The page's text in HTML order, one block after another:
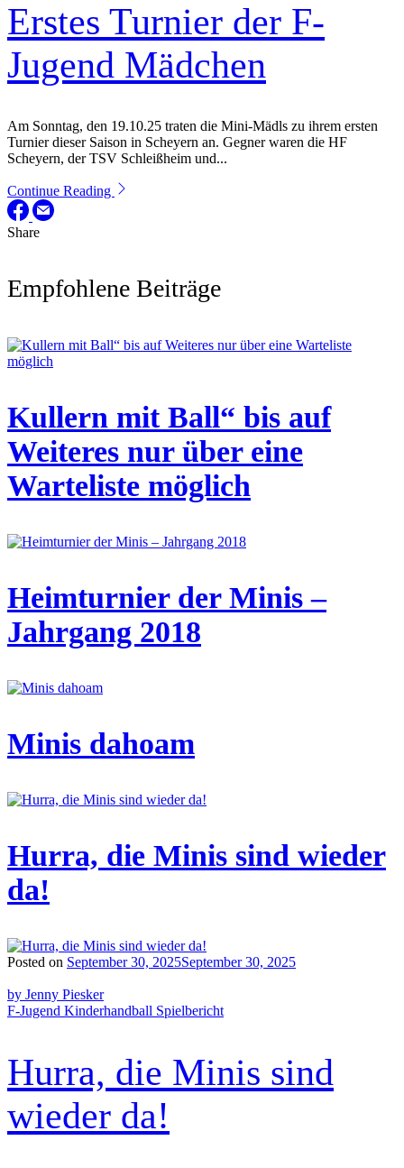
Erstes Turnier der F-
Jugend Mädchen
Am Sonntag, den 19.10.25 traten die Mini-Mädls zu ihrem ersten
Turnier dieser Saison in Scheyern an. Gegner waren die HF
Scheyern, der TSV Schleißheim und...
Continue Reading
Share
Empfohlene Beiträge
Kullern mit Ball“ bis auf
Weiteres nur über eine
Warteliste möglich
Heimturnier der Minis –
Jahrgang 2018
Minis dahoam
Hurra, die Minis sind wieder
da!
Posted on September 30, 2025September 30, 2025
by Jenny Piesker
F-Jugend Kinderhandball Spielbericht
Hurra, die Minis sind
wieder da!